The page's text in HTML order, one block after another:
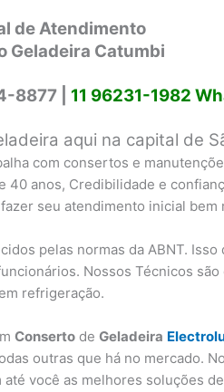
de Atendimento
Geladeira Catumbi
8877 | 11 96231-1982
aqui na capital de
com consertos e
40 anos, Credibilidade e
seu atendimento inicial bem
pelas normas da ABNT. Isso
Nossos Técnicos são
refrigeração.
Conserto deGeladeira
outras que há no mercado.
você as melhores soluções